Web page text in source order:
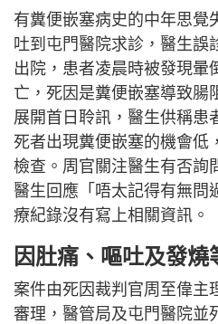
有糞便嵌塞病史的中年思覺
吐到屯門醫院求診，醫生誤
出院，患者凌晨時被發現暈
亡，死因是糞便嵌塞導致腸
展開首日聆訊，醫生供稱患
死者出現糞便嵌塞的機會低
檢查。周官關注醫生有否詢
醫生回應「唔太記得有無問
療紀錄沒有寫上相關資訊。
因肚痛、嘔吐及發
案件由死因裁判官周至偉主
審理，醫管局及屯門醫院並